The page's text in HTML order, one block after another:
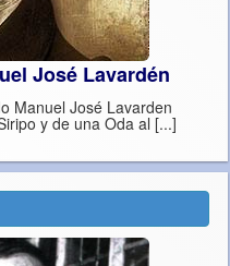
José Lavardén
Manuel José Lavarden
(1754-1808), autor de la tragedia Siripo y de una Oda al [...]